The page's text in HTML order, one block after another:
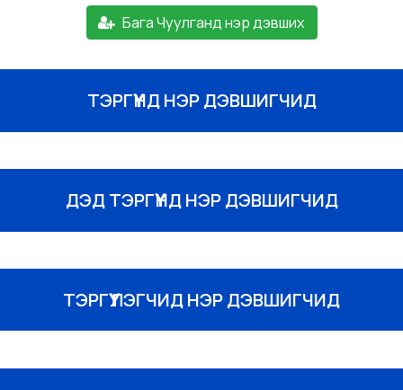
Бага Чуулганд нэр дэвших
ТЭРГҮҮНД НЭР ДЭВШИГЧИД
ДЭД ТЭРГҮҮНД НЭР ДЭВШИГЧИД
ТЭРГҮҮЛЭГЧИД НЭР ДЭВШИГЧИД